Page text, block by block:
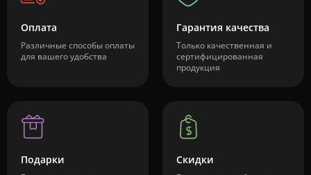
Оплата
Различные способы оплаты
для вашего удобства
Гарантия качества
Только качественная и
сертифицированная
продукция
Подарки Скидки